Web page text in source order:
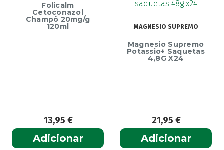
Folicalm
Cetoconazol
Champô 20mg/g
120ml
13,95€
Adicionar
MAGNESIO SUPREMO
Magnesio Supremo
Potassio+ Saquetas
4,8G X24
21,95€
Adicionar